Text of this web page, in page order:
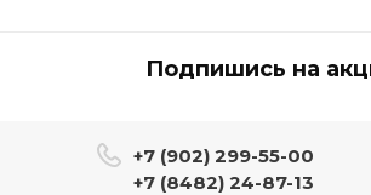
Подпишись на
+7 (902) 299-55-00
+7 (8482) 24-87-13